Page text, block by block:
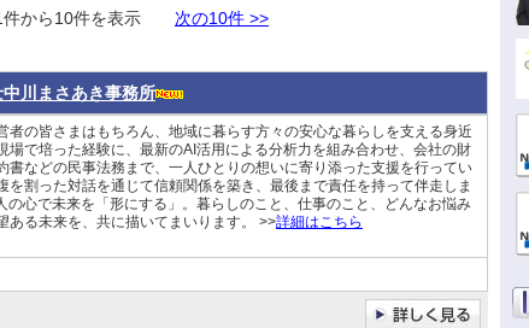
から10件を表示 次の10件 >>
川まさあき事務所
者の皆さまはもちろん、地域に暮らす方々の安心な暮らしを支える身近
場で培った経験に、最新のAI活用による分析力を組み合わせ、会社の財
書などの民事法務まで、一人ひとりの想いに寄り添った支援を行ってい
を割った対話を通じて信頼関係を築き、最後まで責任を持って伴走しま
心で未来を「形にする」。暮らしのこと、仕事のこと、どんなお悩み
ある未来を、共に描いてまいります。 >>詳細はこちら